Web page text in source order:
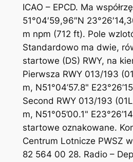
ICAO – EPCD. Ma
51°04′59,96″N
m npm (712 ft). Pole
Standardowo ma dwie,
startowe (DS) RWY, na
Pierwsza RWY 013/193
m, N51°04’57.8"
Second RWY 013/193
m, N51°05’00.1"
startowe oznakowane.
Centrum Lotnicze PWSZ
82 564 00 28. Radio –